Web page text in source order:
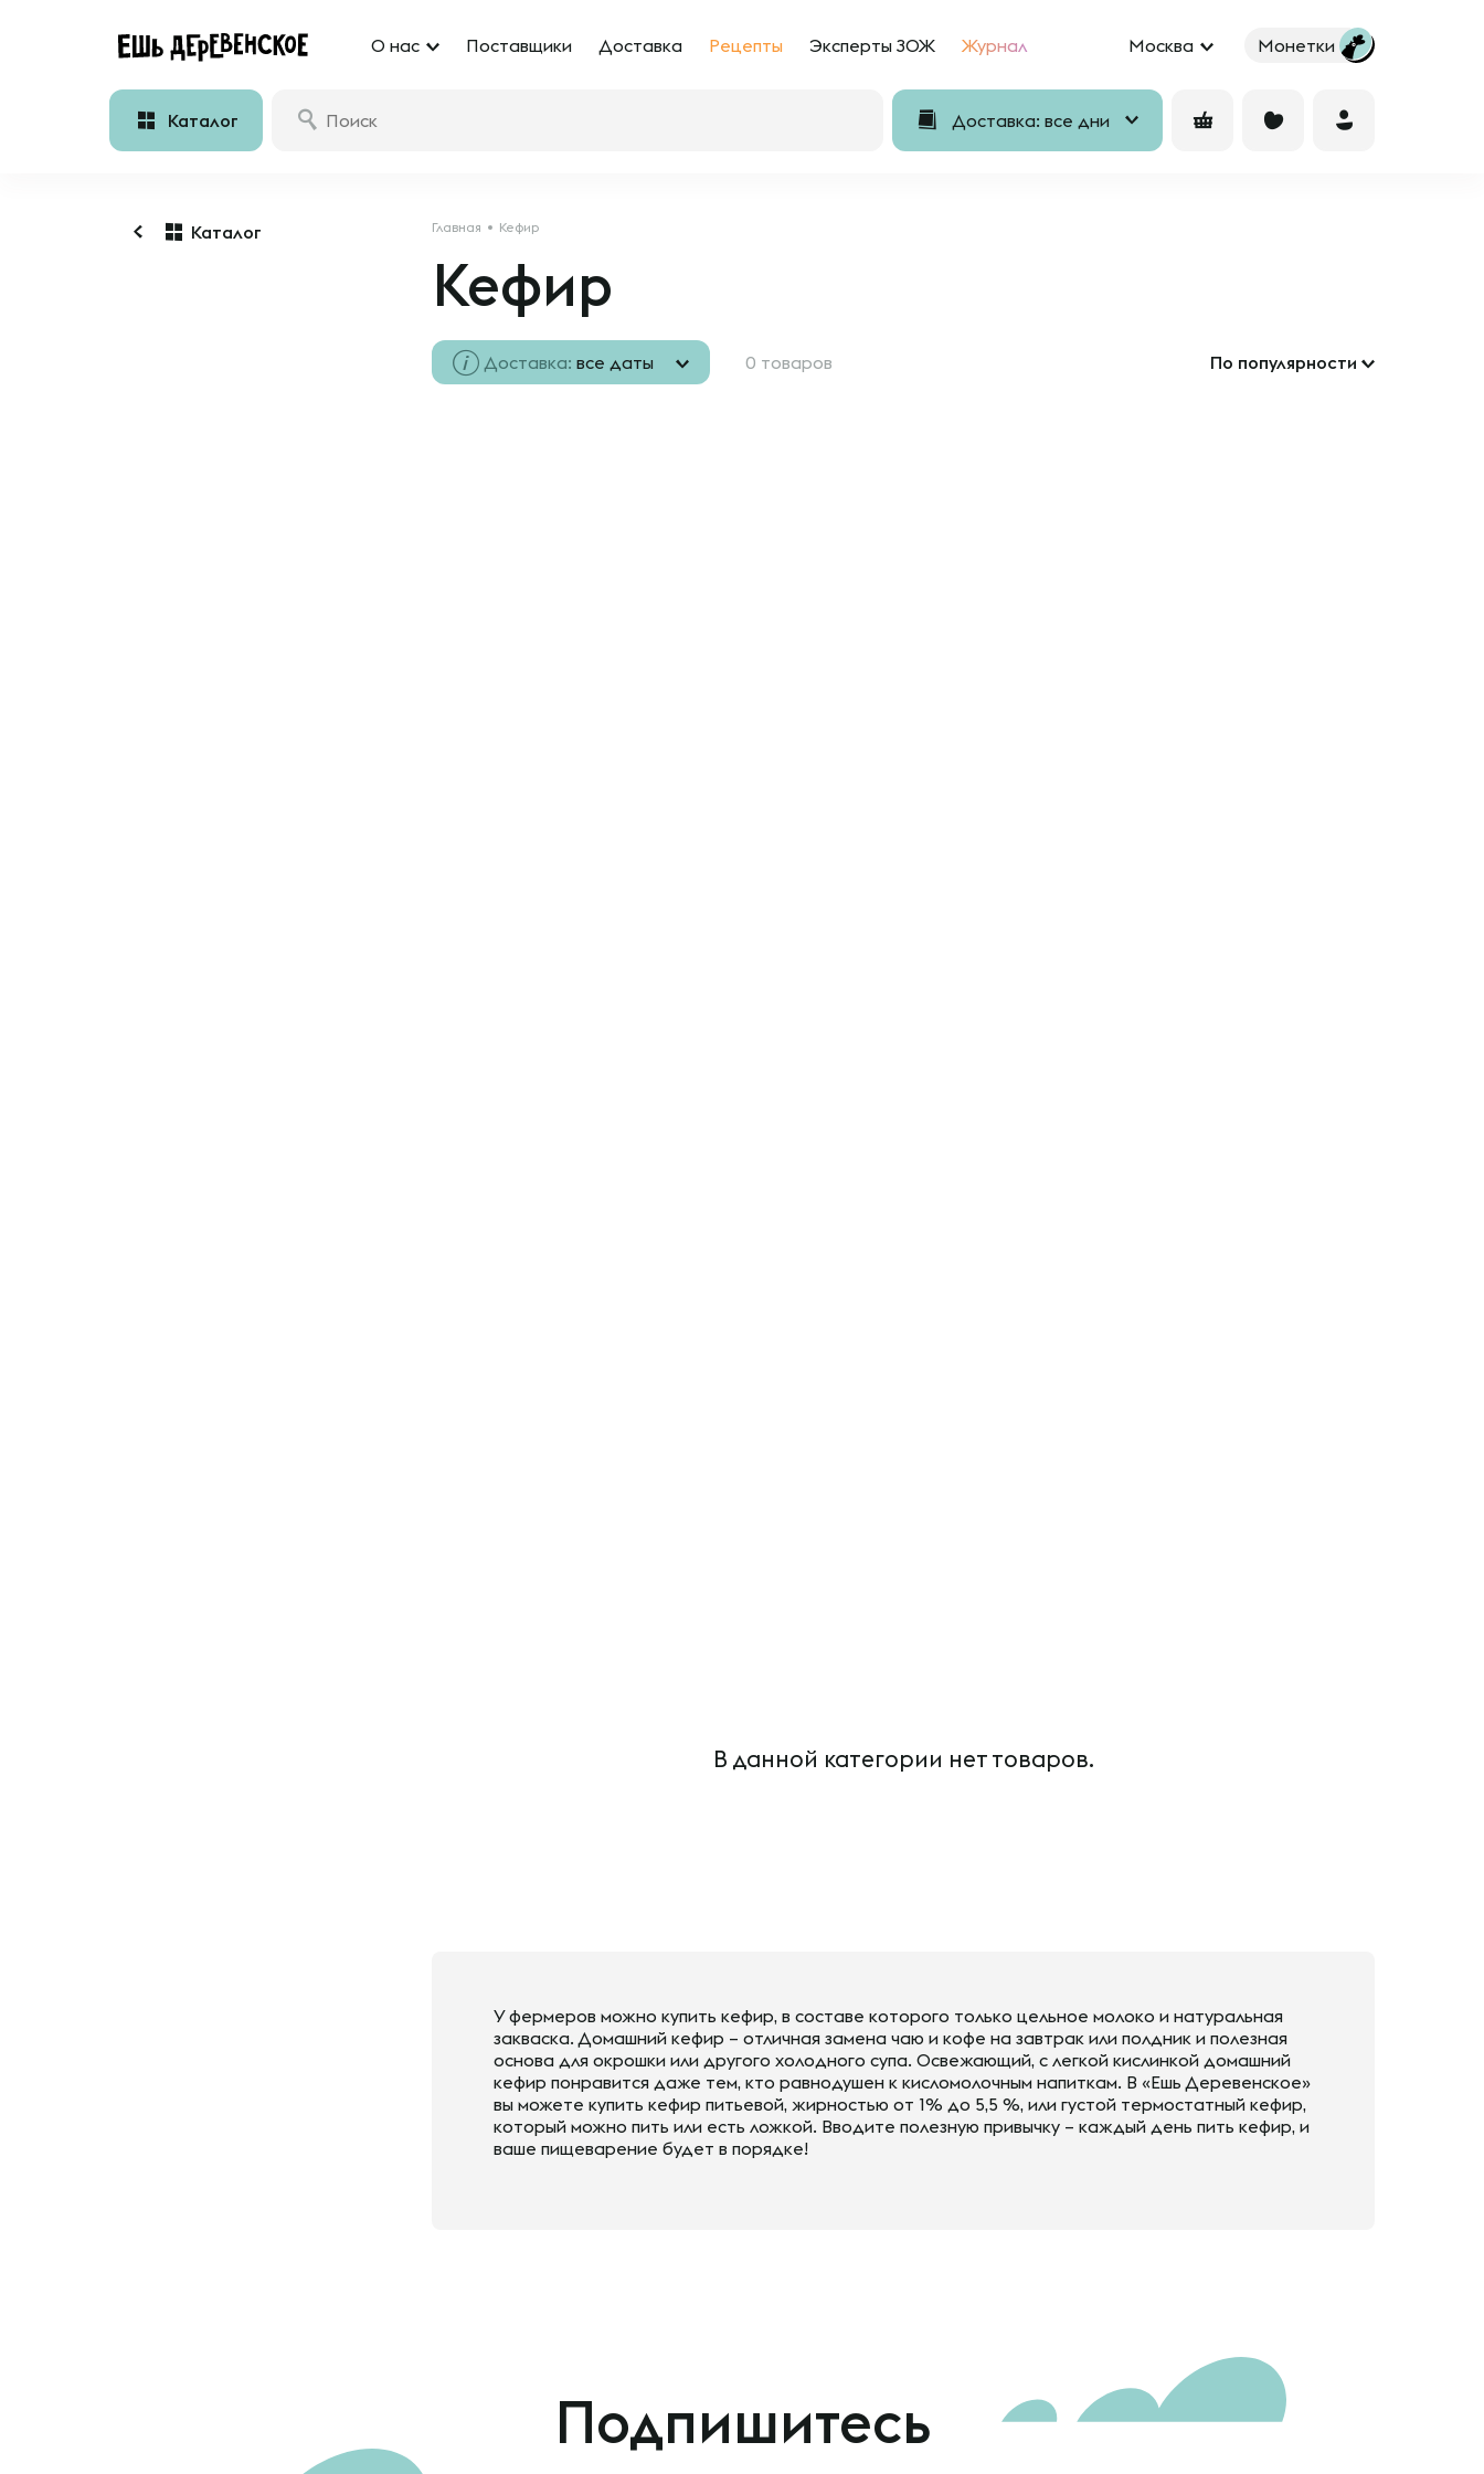
О нас Поставщики Доставка Рецепты Эксперты ЗОЖ Журнал Москва Монетки
Каталог Доставка: все дни
Каталог Главная Кефир
Кефир
Доставка: все даты 0 товаров По популярности
В данной категории нет товаров.
У фермеров можно купить кефир, в составе которого только цельное молоко и натуральная
закваска. Домашний кефир – отличная замена чаю и кофе на завтрак или полдник и полезная
основа для окрошки или другого холодного супа. Освежающий, с легкой кислинкой домашний
кефир понравится даже тем, кто равнодушен к кисломолочным напиткам. В «Ешь Деревенское»
вы можете купить кефир питьевой, жирностью от 1% до 5,5 %, или густой термостатный кефир,
который можно пить или есть ложкой. Вводите полезную привычку – каждый день пить кефир, и
ваше пищеварение будет в порядке!
Подпишитесь